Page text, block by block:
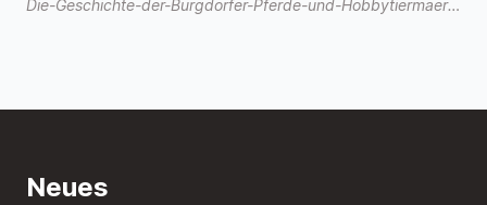
Die-Geschichte-der-Burgdorfer-Pferde-und-Hobbytiermaerkte-3.pdf
Neues